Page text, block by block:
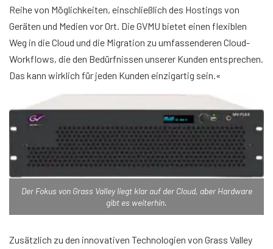
Reihe von Möglichkeiten, einschließlich des Hostings von
Geräten und Medien vor Ort. Die GVMU bietet einen flexiblen
Weg in die Cloud und die Migration zu umfassenderen Cloud-
Workflows, die den Bedürfnissen unserer Kunden entsprechen.
Das kann wirklich für jeden Kunden einzigartig sein.«
Der Fokus von Grass Valley liegt klar auf der Cloud, aber Hardware
gibt es weiterhin.
Zusätzlich zu den innovativen Technologien von Grass Valley